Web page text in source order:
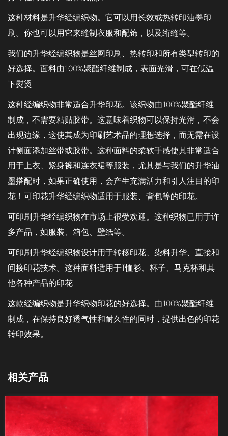
这种材料是升华经编织物。它可以用长效或热转印油墨印
刷。你也可以用它来缝制衣服和配饰，以及绗缝等。
我们的升华经编织物是丝网印刷、热转印和所有类型转印的
好选择。面料由100%聚酯纤维制成，表面光滑，可在低温
下熨烫
这种经编织物非常适合升华印花。该织物由100%聚酯纤维
制成，不需要粘贴胶带。这意味着织物可以保持光滑，不会
出现边缘，这使其成为印刷艺术品的理想选择，而无需在设
计侧面添加丝带或胶带。这种面料的柔软手感使其非常适合
用于上衣、紧身裤和连衣裙等服装，尤其是与我们的升华油
墨搭配时，如果正确使用，会产生充满活力和引人注目的印
花！可印花升华经编织物适用于服装、背包等的印花。
可印刷升华经编织物在市场上很受欢迎。这种织物已用于许
多产品，如服装、箱包、壁纸等。
可印刷升华经编织物设计用于转移印花、染料升华、直接和
间接印花技术。这种面料适用于T恤衫、杯子、马克杯和其
他各种产品的印花
这款经编织物是升华织物印花的好选择。由100%聚酯纤维
制成，在保持良好透气性和耐久性的同时，提供出色的印花
转印效果。
相关产品